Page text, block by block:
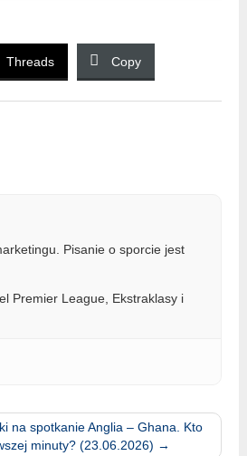
Threads Copy
Pisanie o sporcie jest
Premier League, Ekstraklasy i
na spotkanie Anglia – Ghana. Kto
minuty? (23.06.2026) →